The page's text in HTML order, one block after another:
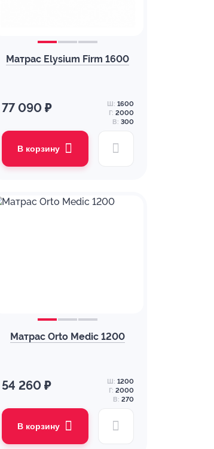
Матрас Elysium Firm 1600
77 090 ₽ Ш: 1600
Г: 2000
В: 300
В корзину
Матрас Orto Medic 1200
54 260 ₽ Ш: 1200
Г: 2000
В: 270
В корзину